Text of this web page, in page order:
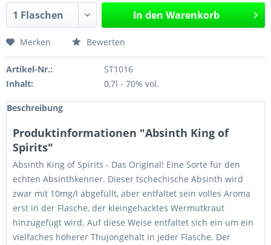
In den Warenkorb
Merken Bewerten
Artikel-Nr.:
ST1016
Inhalt:
0,7l - 70% vol.
Beschreibung
Produktinformationen "Absinth King of
Spirits"
Absinth King of Spirits - Das Original! Eine Sorte für den
echten Absinthkenner. Dieser tschechische Absinth wird
zwar mit 10mg/l abgefüllt, aber entfaltet sein volles Aroma
erst in der Flasche, der kleingehacktes Wermutkraut
hinzugefügt wird. Auf diese Weise entfaltet sich ein um ein
vielfaches höherer Thujongehalt in jeder Flasche. Der